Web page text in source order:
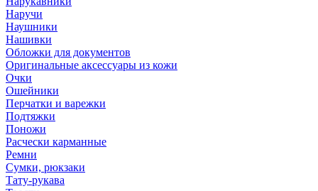
Наручи
Наушники
Нашивки
Обложки для документов
Оригинальные аксессуары из кожи
Очки
Ошейники
Перчатки и варежки
Подтяжки
Поножи
Расчески карманные
Ремни
Сумки, рюкзаки
Тату-рукава